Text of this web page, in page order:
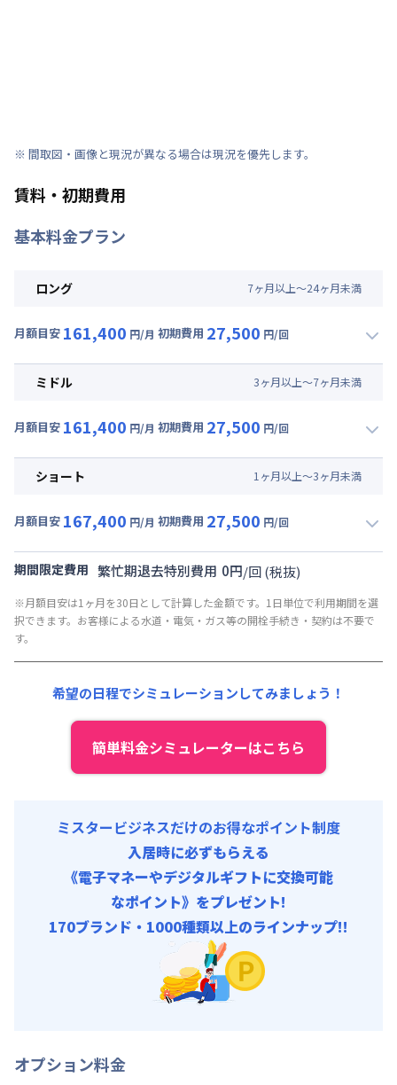
※ 間取図・画像と現況が異なる場合は現況を優先します。
賃料・初期費用
基本料金プラン
ロング 7ヶ月以上～24ヶ月未満
月額目安 161,400 円/月 初期費用 27,500 円/回
月額賃料目安(30日利用)
光熱費他 : 24,000円/月 (800円/日) (税抜)
その他費用 :
ミドル 3ヶ月以上～7ヶ月未満
月額目安 161,400 円/月 初期費用 27,500 円/回
月額賃料目安(30日利用)
光熱費他 : 24,000円/月 (800円/日) (税抜)
その他費用 :
ショート 1 ヶ月以上～3ヶ月未満
月額目安 167,400 円/月 初期費用 27,500 円/回
月額賃料目安(30日利用)
光熱費他 : 24,000円/月 (800円/日) (税抜)
清掃料他 :
その他費用 :
期間限定費用 繁忙期退去特別費用 0円/回(税抜)
※月額目安は1ヶ月を30日として計算した金額です。1日単位で利用期間を選
択できます。お客様による水道・電気・ガス等の開栓手続き・契約は不要で
す。
希望の日程でシミュレーションしてみましょう！
簡単料金シミュレーターはこちら
ミスタービジネスだけのお得なポイント制度
入居時に必ずもらえる
《電子マネーやデジタルギフトに交換可能
なポイント》をプレゼント!
170ブランド・1000種類以上のラインナップ!!
オプション料金